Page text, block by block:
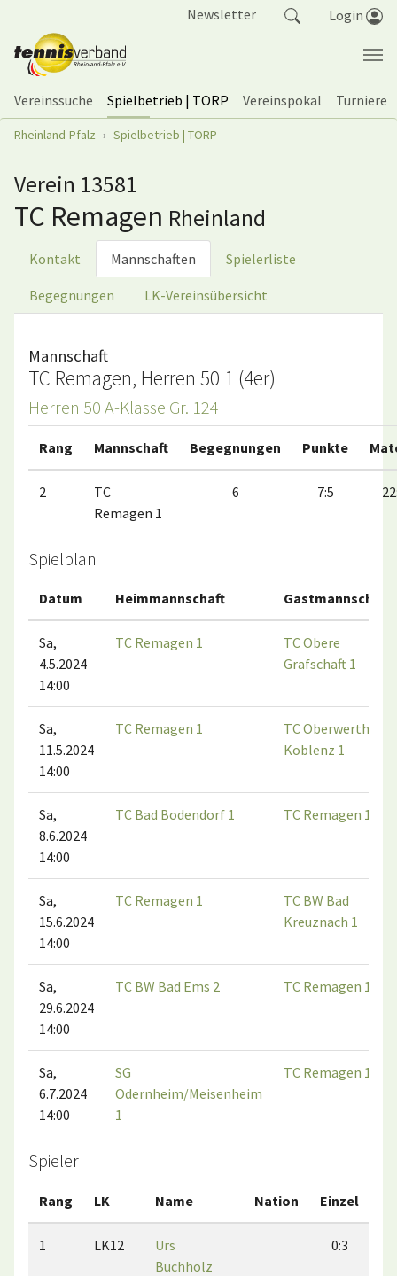
Newsletter Login
Vereinssuche Spielbetrieb | TORP Vereinspokal
Turniere
Sie sind hier:
Rheinland-Pfalz Spielbetrieb | TORP
Verein 13581
TC Remagen Rheinland
Kontakt Mannschaften Spielerliste
Begegnungen LK-Vereinsübersicht
Mannschaft
TC Remagen, Herren 50 1 (4er)
Herren 50 A-Klasse Gr. 124
Rang Mannschaft Begegnungen Punkte
2
TC
Remagen 1
6 7:5
Spielplan
Datum Heimmannschaft Gastmannschaft
Sa,
4.5.2024
14:00
TC Remagen 1
TC Obere
Grafschaft 1
Sa,
11.5.2024
14:00
TC Remagen 1
TC Oberwerth
Koblenz 1
Sa,
8.6.2024
14:00
TC Bad Bodendorf 1 TC Remagen 1
Sa,
15.6.2024
14:00
TC Remagen 1
TC BW Bad
Kreuznach 1
Sa,
29.6.2024
14:00
TC BW Bad Ems 2 TC Remagen 1
Sa,
6.7.2024
14:00
SG
Odernheim/Meisenheim
1
TC Remagen 1
Spieler
Rang LK Name Nation Einzel
1 LK12
Urs
Buchholz
0:3